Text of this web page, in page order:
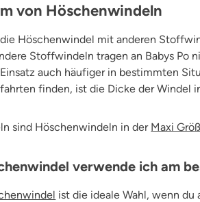
von Höschenwindeln
Höschenwindel mit anderen
Stoffwindeln tragen an Babys Po
auch häufiger in bestimmten
finden, ist die Dicke der Windel
sind Höschenwindeln in der Maxi
verwende ich am
ist die ideale Wahl, wenn